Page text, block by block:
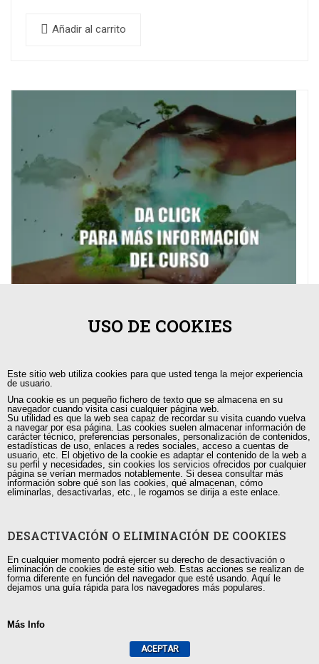
el desarrollo…
Añadir al carrito
GRABADO
$20.00 IVA Incluido CURSOS
Objetivo: CONSEGUIR EL DESARROLLO DE UNA
CONCIENCIA AMBIENTAL EN EL INDIVIDUO, MEDIANTE
LA MOTIVACIÓN E IMPLICACIÓN DE TODOS Y CADA
UNO DE LOS CIUDADANOS CON EL FIN DE MODIFICAR…
SISTEMAS INTEGRADOS
IVA Incluido CURSOS
USO DE COOKIES
Este sitio web utiliza cookies para que usted tenga la mejor experiencia
de usuario.
Una cookie es un pequeño fichero de texto que se almacena en su
navegador cuando visita casi cualquier página web.
Su utilidad es que la web sea capaz de recordar su visita cuando vuelva
a navegar por esa página. Las cookies suelen almacenar información de
carácter técnico, preferencias personales, personalización de contenidos,
estadísticas de uso, enlaces a redes sociales, acceso a cuentas de
usuario, etc. El objetivo de la cookie es adaptar el contenido de la web a
su perfil y necesidades, sin cookies los servicios ofrecidos por cualquier
página se verían mermados notablemente. Si desea consultar más
información sobre qué son las cookies, qué almacenan, cómo
eliminarlas, desactivarlas, etc., le rogamos se dirija a este enlace.
DESACTIVACIÓN O ELIMINACIÓN DE COOKIES
En cualquier momento podrá ejercer su derecho de desactivación o
eliminación de cookies de este sitio web. Estas acciones se realizan de
forma diferente en función del navegador que esté usando. Aquí le
dejamos una guía rápida para los navegadores más populares.
Más Info
ACEPTAR